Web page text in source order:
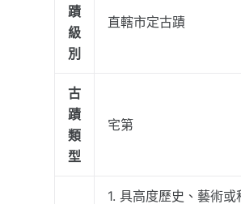
蹟
級
別
直轄市定古蹟
古
蹟
類
型
宅第
1. 具高度歷史、藝術